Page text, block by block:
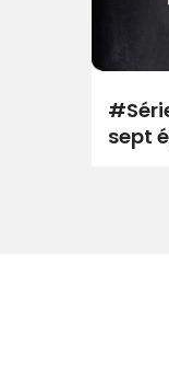
sept